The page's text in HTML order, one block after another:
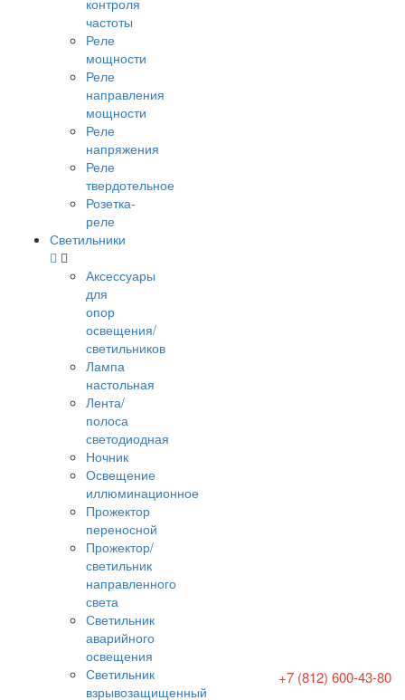
контроля
частоты
Реле
мощности
Реле
направления
мощности
Реле
напряжения
Реле
твердотельное
Розетка-
реле
Светильники
Аксессуары
для
опор
освещения/
светильников
Лампа
настольная
Лента/
полоса
светодиодная
Ночник
Освещение
иллюминационное
Прожектор
переносной
Прожектор/
светильник
направленного
света
Светильник
аварийного
освещения
Светильник
взрывозащищенный
+7 (812) 600-43-80